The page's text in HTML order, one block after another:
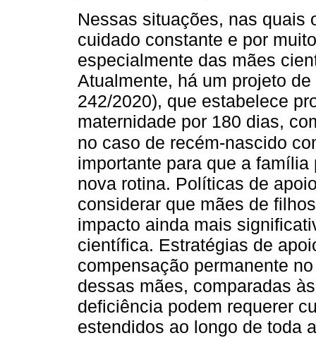
Nessas situações, nas quais
cuidado constante e por
especialmente das mães
Atualmente, há um projeto
242/2020), que estabelece
maternidade por 180 dias,
no caso de recém-nascido
importante para que a
nova rotina. Políticas de
considerar que mães de
impacto ainda mais
científica. Estratégias de
compensação permanente
dessas mães, comparadas
deficiência podem requerer
estendidos ao longo de toda